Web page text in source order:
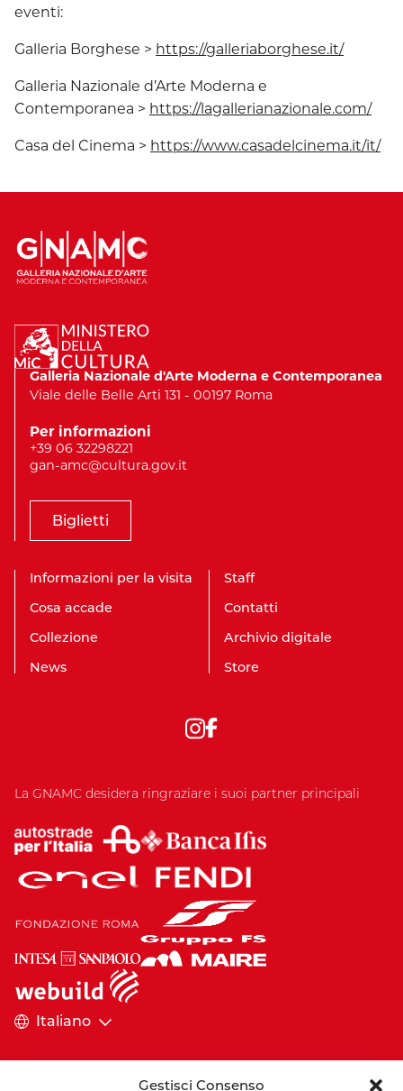
Gestisci Consenso
eventi:
Galleria Borghese > https://galleriaborghese.it/
Galleria Nazionale d’Arte Moderna e
Contemporanea > https://lagallerianazionale.com/
Casa del Cinema > https://www.casadelcinema.it/it/
Galleria Nazionale d'Arte Moderna e Contemporanea
Viale delle Belle Arti 131 - 00197 Roma
Per informazioni
+39 06 32298221
gan-amc@cultura.gov.it
Biglietti
Informazioni per la visita
Cosa accade
Collezione
News
Staff
Contatti
Archivio digitale
Store
La GNAMC desidera ringraziare i suoi partner principali
Italiano